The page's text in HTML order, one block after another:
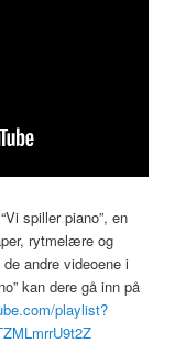
spiller piano”, en
rytmelære og
andre videoene i
kan dere gå inn på
playlist?